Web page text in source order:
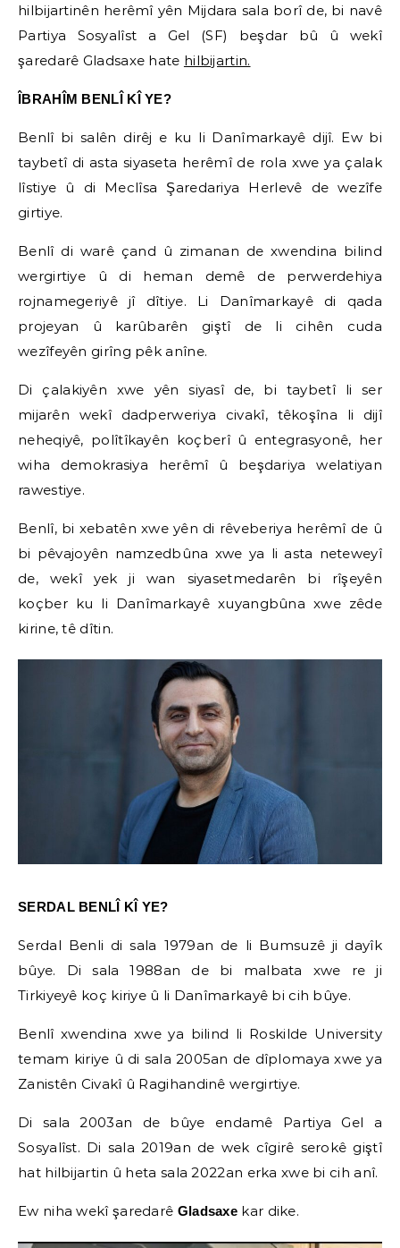
hilbijartinên herêmî yên Mijdara sala borî de, bi navê
Partiya Sosyalîst a Gel (SF) beşdar bû û wekî
şaredarê Gladsaxe hate hilbijartin.
ÎBRAHÎM BENLÎ KÎ YE?
Benlî bi salên dirêj e ku li Danîmarkayê dijî. Ew bi
taybetî di asta siyaseta herêmî de rola xwe ya çalak
lîstiye û di Meclîsa Şaredariya Herlevê de wezîfe
girtiye.
Benlî di warê çand û zimanan de xwendina bilind
wergirtiye û di heman demê de perwerdehiya
rojnamegeriyê jî dîtiye. Li Danîmarkayê di qada
projeyan û karûbarên giştî de li cihên cuda
wezîfeyên girîng pêk anîne.
Di çalakiyên xwe yên siyasî de, bi taybetî li ser
mijarên wekî dadperweriya civakî, têkoşîna li dijî
neheqiyê, polîtîkayên koçberî û entegrasyonê, her
wiha demokrasiya herêmî û beşdariya welatiyan
rawestiye.
Benlî, bi xebatên xwe yên di rêveberiya herêmî de û
bi pêvajoyên namzedbûna xwe ya li asta neteweyî
de, wekî yek ji wan siyasetmedarên bi rîşeyên
koçber ku li Danîmarkayê xuyangbûna xwe zêde
kirine, tê dîtin.
SERDAL BENLÎ KÎ YE?
Serdal Benli di sala 1979an de li Bumsuzê ji dayîk
bûye. Di sala 1988an de bi malbata xwe re ji
Tirkiyeyê koç kiriye û li Danîmarkayê bi cih bûye.
Benlî xwendina xwe ya bilind li Roskilde University
temam kiriye û di sala 2005an de dîplomaya xwe ya
Zanistên Civakî û Ragihandinê wergirtiye.
Di sala 2003an de bûye endamê Partiya Gel a
Sosyalîst. Di sala 2019an de wek cîgirê serokê giştî
hat hilbijartin û heta sala 2022an erka xwe bi cih anî.
Ew niha wekî şaredarê Gladsaxe kar dike.